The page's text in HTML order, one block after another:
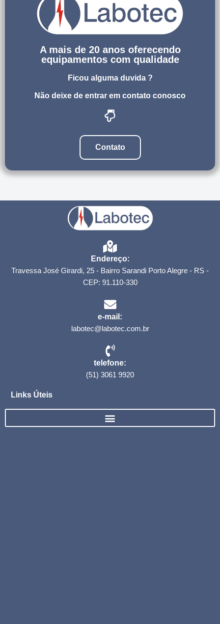
A mais de 20 anos oferecendo
equipamentos com qualidade
Ficou alguma duvida ?
Não deixe de entrar em contato conosco
Contato
Endereço:
Travessa José Girardi, 25 - Bairro Sarandi Porto Alegre - RS -
CEP: 91.110-330
e-mail:
labotec@labotec.com.br
telefone:
(51) 3061 9920
Links Úteis